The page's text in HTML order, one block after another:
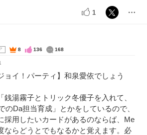
1
8 136 168
ョイ！パーティ】和泉愛依でしょう
銭湯霧子とトリック冬優子を入れて、
のDa担当育成」とかをしているので、
採用したいカードがあるのならば、Me
ならどうとでもなるかと覚えます。必